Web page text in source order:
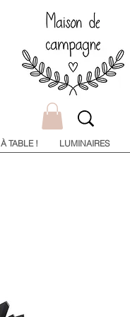
À TABLE ! LUMINAIRES